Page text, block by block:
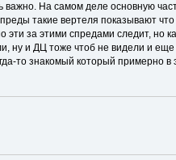
важно. На самом деле основную
такие вертеля показывают
эти за этими спредами следит, но
ну и ДЦ тоже чтоб не видели и еще
то знакомый который примерно в